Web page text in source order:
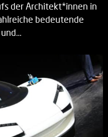
der Architekt*innen in
bedeutende